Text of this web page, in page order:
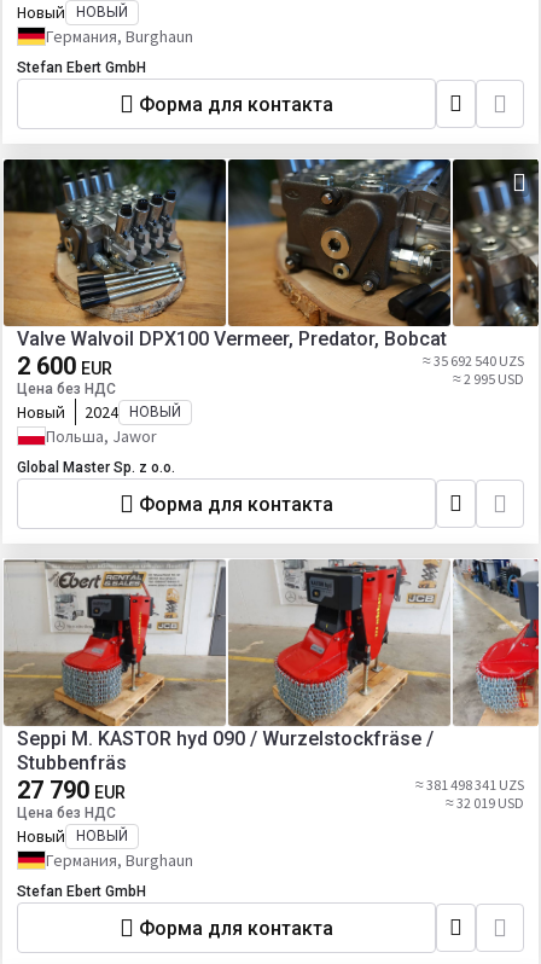
Новый НОВЫЙ
Германия, Burghaun
Stefan Ebert GmbH
Форма для контакта
Valve Walvoil DPX100 Vermeer, Predator, Bobcat
2 600 EUR
Цена без НДС
≈ 35 692 540 UZS
≈ 2 995 USD
Новый 2024 НОВЫЙ
Польша, Jawor
Global Master Sp. z o.o.
Форма для контакта
Seppi M. KASTOR hyd 090 / Wurzelstockfräse /
Stubbenfräs
27 790 EUR
Цена без НДС
≈ 381 498 341 UZS
≈ 32 019 USD
Новый НОВЫЙ
Германия, Burghaun
Stefan Ebert GmbH
Форма для контакта